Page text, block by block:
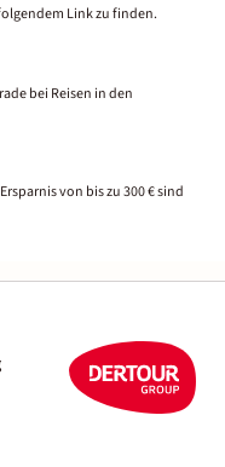
Link zu finden.
bei Reisen in den
von bis zu 300 € sind